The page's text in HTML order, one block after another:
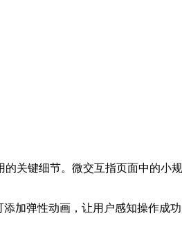
关键细节。微交互指页面中的小
弹性动画，让用户感知操作成